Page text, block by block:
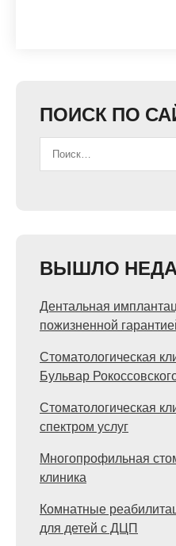
ПОИСК ПО
ВЫШЛО
Дентальная
пожизненной
Стоматологическая
Бульвар
Стоматологическая
спектром услуг
Многопрофильная
клиника
Комнатные
для детей с ДЦП